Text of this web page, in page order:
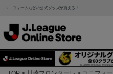
ユニフォームなどの公式グッズが買える！